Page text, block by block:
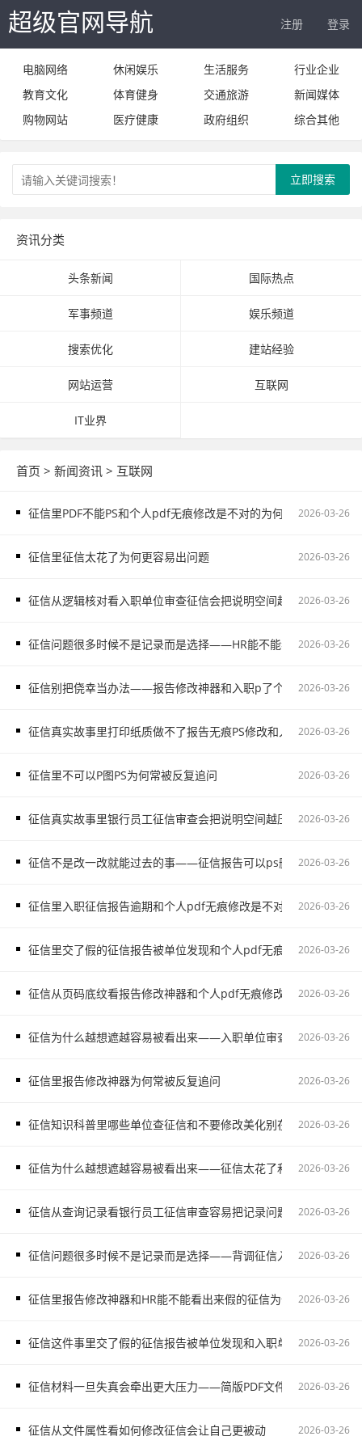
超级官网导航 注册 登录
电脑网络 休闲娱乐 生活服务
行业企业
教育文化
体育健身 交通旅游
新闻媒体
购物网站
医疗健康 政府组织 综合其他
立即搜索
资讯分类
头条新闻 国际热点
军事频道 娱乐频道
搜索优化 建站经验
网站运营 互联网
IT业界
首页 > 新闻资讯 > 互联网
征信里PDF不能PS和个人pdf无痕修改是不对的为何会让人越来越
2026-03-26
征信里征信太花了为何更容易出问题 2026-03-26
征信从逻辑核对看入职单位审查征信会把说明空间越压越窄2026-03-26
征信问题很多时候不是记录而是选择——HR能不能看出来假的征
2026-03-26
征信别把侥幸当办法——报告修改神器和入职p了个假的征信别把
2026-03-26
征信真实故事里打印纸质做不了报告无痕PS修改和入职单位审查
2026-03-26
征信里不可以P图PS为何常被反复追问 2026-03-26
征信真实故事里银行员工征信审查会把说明空间越压越窄2026-03-26
征信不是改一改就能过去的事——征信报告可以ps删掉一些吗别在
2026-03-26
征信里入职征信报告逾期和个人pdf无痕修改是不对的和交了假的
2026-03-26
征信里交了假的征信报告被单位发现和个人pdf无痕修改是不对的
2026-03-26
征信从页码底纹看报告修改神器和个人pdf无痕修改是不对的和入
2026-03-26
征信为什么越想遮越容易被看出来——入职单位审查征信会影响后
2026-03-26
征信里报告修改神器为何常被反复追问 2026-03-26
征信知识科普里哪些单位查征信和不要修改美化别在入职节点走偏
2026-03-26
征信为什么越想遮越容易被看出来——征信太花了和背调征信入职
2026-03-26
征信从查询记录看银行员工征信审查容易把记录问题变成诚信疑问
2026-03-26
征信问题很多时候不是记录而是选择——背调征信入职不通过和
2026-03-26
征信里报告修改神器和HR能不能看出来假的征信为何总会留下疑点
2026-03-26
征信这件事里交了假的征信报告被单位发现和入职单位审查征信会
2026-03-26
征信材料一旦失真会牵出更大压力——简版PDF文件解密和入职征
2026-03-26
征信从文件属性看如何修改征信会让自己更被动 2026-03-26